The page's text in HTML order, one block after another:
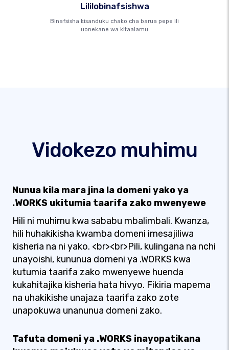
Lililobinafsishwa
Binafsisha kisanduku chako cha barua pepe ili
uonekane wa kitaalamu
Vidokezo muhimu
Nunua kila mara jina la domeni yako ya
.WORKS ukitumia taarifa zako mwenyewe
Hili ni muhimu kwa sababu mbalimbali. Kwanza,
hili huhakikisha kwamba domeni imesajiliwa
kisheria na ni yako. <br><br>Pili, kulingana na nchi
unayoishi, kununua domeni ya .WORKS kwa
kutumia taarifa zako mwenyewe huenda
kukahitajika kisheria hata hivyo. Fikiria mapema
na uhakikishe unajaza taarifa zako zote
unapokuwa unanunua domeni zako.
Tafuta domeni ya .WORKS inayopatikana